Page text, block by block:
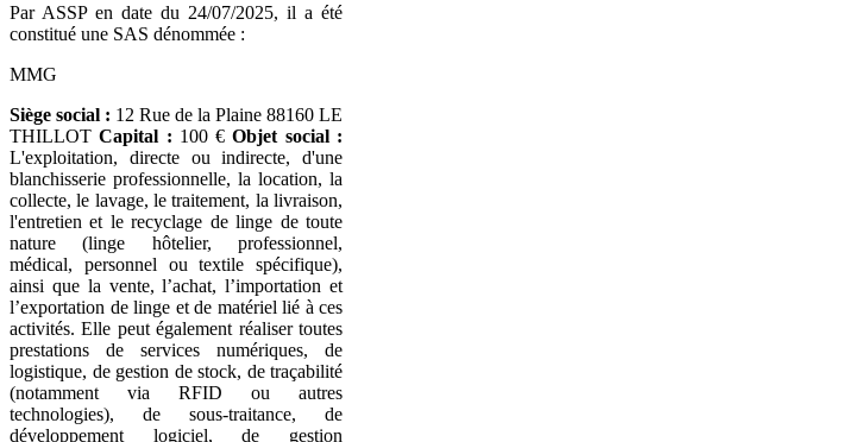
Par ASSP en date du 24/07/2025, il a été
constitué une SAS dénommée :
MMG
Siège social : 12 Rue de la Plaine 88160 LE
THILLOTCapital : 100 €Objet social :
L'exploitation, directe ou indirecte, d'une
blanchisserie professionnelle, la location, la
collecte, le lavage, le traitement, la livraison,
l'entretien et le recyclage de linge de toute
nature (linge hôtelier, professionnel,
médical, personnel ou textile spécifique),
ainsi que la vente, l’achat, l’importation et
l’exportation de linge et de matériel lié à ces
activités. Elle peut également réaliser toutes
prestations de services numériques, de
logistique, de gestion de stock, de traçabilité
(notamment via RFID ou autres
technologies), de sous-traitance, de
développement logiciel, de gestion